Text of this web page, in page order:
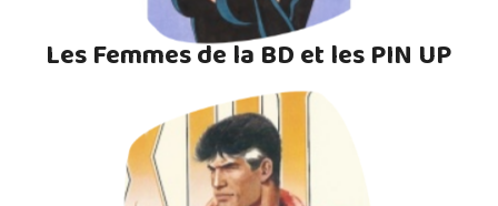
Les Femmes de la BD et les PIN UP